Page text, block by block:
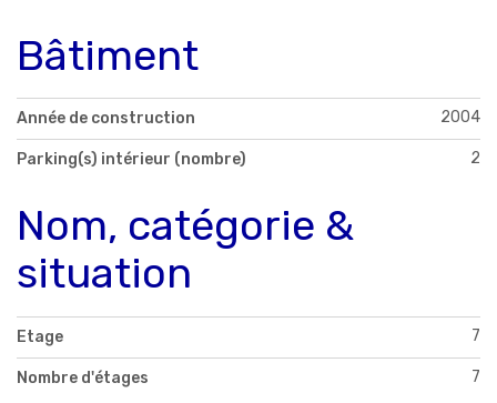
Bâtiment
Année de construction 2004
Parking(s) intérieur (nombre) 2
Nom, catégorie &
situation
Etage 7
Nombre d'étages 7